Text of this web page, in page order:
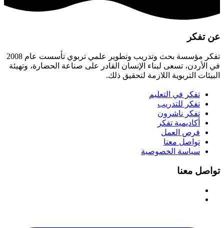
عن تفكر
تفكر مؤسسة بحث وتدريب وتطوير علمي تربوي تأسست عام 2008
في الأردن، تسعى لبناء الإنسان القادر على صناعة الحضارة، وتهيئة
البيئات التربوية اللازمة لتحقيق ذلك.
تفكر في التعليم
تفكر للتدريب
تفكر ناشرون
أكاديمية تفكر
فرص العمل
تواصل معنا
سياسة الخصوصية
تواصل معنا